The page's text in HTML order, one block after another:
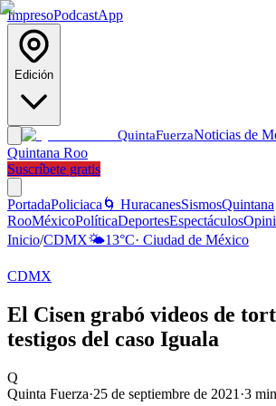
ImpresoPodcastApp
Edición
QuintaFuerzaNoticias de
Quintana Roo
Suscríbete gratis
PortadaPoliciaca 🌀 HuracanesSismosQuintana
RooMéxicoPolíticaDeportesEspectáculos
Inicio/CDMX🌤️13°C· Ciudad de México
CDMX
El Cisen grabó videos de
testigos del caso Iguala
Q
Quinta Fuerza·25 de septiembre de 2021 ·3